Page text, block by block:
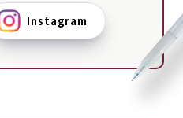
Instagram